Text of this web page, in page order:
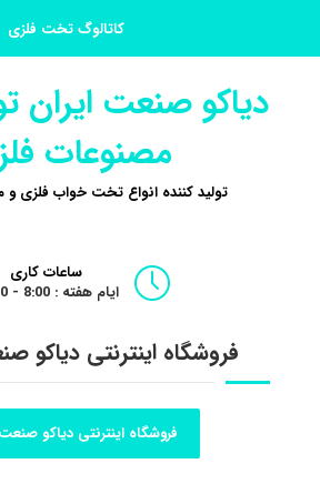
کاتالوگ تخت فلزی
دیاکو صنعت ایران
مصنوعات
تولید کننده انواع تخت خواب فلزی
ساعات کاری
ایام هفته : 8:00 - 18:00
فروشگاه اینترنتی دیاکو
فروشگاه اینترنتی دیاکو